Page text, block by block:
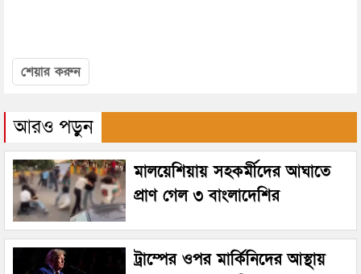
শেয়ার করুন
আরও পড়ুন
মালয়েশিয়ায় সহকর্মীদের আঘাতে
প্রাণ গেল ৩ বাংলাদেশির
ট্রাম্পের ওপর মার্কিনিদের আস্থায়